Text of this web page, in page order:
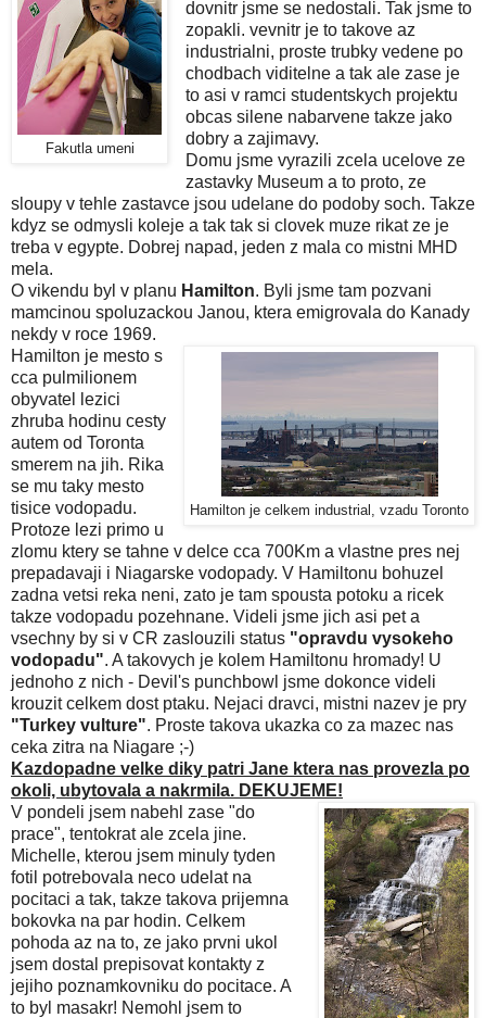
Fakutla umeni
dovnitr jsme se nedostali. Tak jsme to
zopakli. vevnitr je to takove az
industrialni, proste trubky vedene po
chodbach viditelne a tak ale zase je
to asi v ramci studentskych projektu
obcas silene nabarvene takze jako
dobry a zajimavy.
Domu jsme vyrazili zcela ucelove ze
zastavky Museum a to proto, ze
sloupy v tehle zastavce jsou udelane do podoby soch. Takze
kdyz se odmysli koleje a tak tak si clovek muze rikat ze je
treba v egypte. Dobrej napad, jeden z mala co mistni MHD
mela.
O vikendu byl v planu Hamilton. Byli jsme tam pozvani
mamcinou spoluzackou Janou, ktera emigrovala do Kanady
nekdy v roce 1969.
Hamilton je celkem industrial, vzadu Toronto
Hamilton je mesto s
cca pulmilionem
obyvatel lezici
zhruba hodinu cesty
autem od Toronta
smerem na jih. Rika
se mu taky mesto
tisice vodopadu.
Protoze lezi primo u
zlomu ktery se tahne v delce cca 700Km a vlastne pres nej
prepadavaji i Niagarske vodopady. V Hamiltonu bohuzel
zadna vetsi reka neni, zato je tam spousta potoku a ricek
takze vodopadu pozehnane. Videli jsme jich asi pet a
vsechny by si v CR zaslouzili status "opravdu vysokeho
vodopadu". A takovych je kolem Hamiltonu hromady! U
jednoho z nich - Devil's punchbowl jsme dokonce videli
krouzit celkem dost ptaku. Nejaci dravci, mistni nazev je pry
"Turkey vulture". Proste takova ukazka co za mazec nas
ceka zitra na Niagare ;-)
Kazdopadne velke diky patri Jane ktera nas provezla po
okoli, ubytovala a nakrmila. DEKUJEME!
V pondeli jsem nabehl zase "do
prace", tentokrat ale zcela jine.
Michelle, kterou jsem minuly tyden
fotil potrebovala neco udelat na
pocitaci a tak, takze takova prijemna
bokovka na par hodin. Celkem
pohoda az na to, ze jako prvni ukol
jsem dostal prepisovat kontakty z
jejiho poznamkovniku do pocitace. A
to byl masakr! Nemohl jsem to